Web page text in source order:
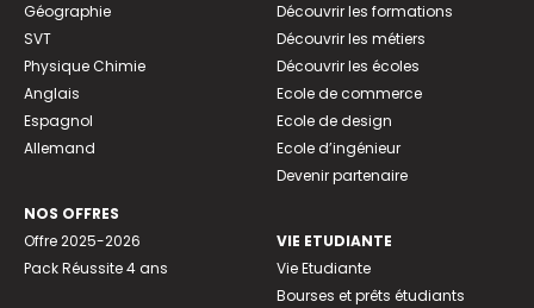
Géographie
SVT
Physique Chimie
Anglais
Espagnol
Allemand
NOS OFFRES
Offre 2025-2026
Pack Réussite 4 ans
Découvrir les formations
Découvrir les métiers
Découvrir les écoles
Ecole de commerce
Ecole de design
Ecole d’ingénieur
Devenir partenaire
VIE ETUDIANTE
Vie Etudiante
Bourses et prêts étudiants